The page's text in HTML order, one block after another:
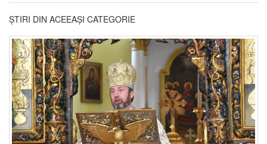
ȘTIRI DIN ACEEAȘI CATEGORIE